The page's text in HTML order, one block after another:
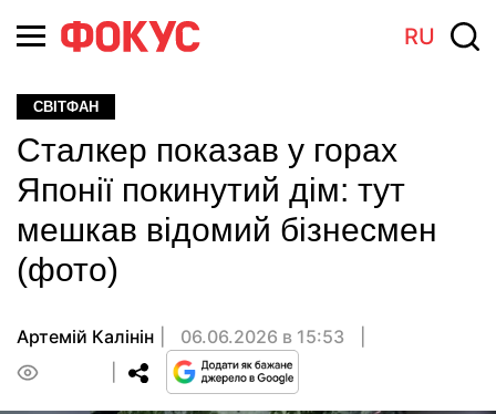
RU
СВІТФАН
Сталкер показав у горах
Японії покинутий дім: тут
мешкав відомий бізнесмен
(фото)
Артемій Калінін
06.06.2026 в 15:53